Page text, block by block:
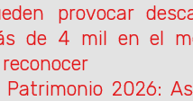
provocar
de 4 mil en el
Patrimonio 2026: